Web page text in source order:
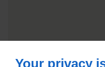
Your privacy